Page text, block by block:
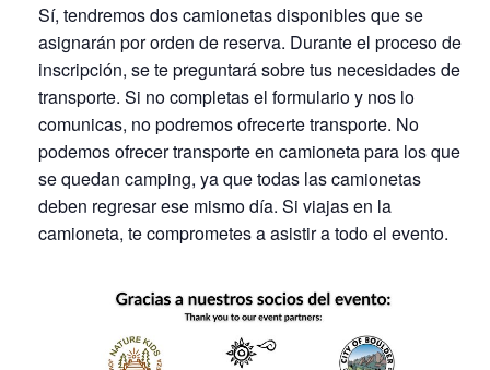
Sí, tendremos dos camionetas disponibles que se
asignarán por orden de reserva. Durante el proceso de
inscripción, se te preguntará sobre tus necesidades de
transporte. Si no completas el formulario y nos lo
comunicas, no podremos ofrecerte transporte. No
podemos ofrecer transporte en camioneta para los que
se quedan camping, ya que todas las camionetas
deben regresar ese mismo día. Si viajas en la
camioneta, te comprometes a asistir a todo el evento.